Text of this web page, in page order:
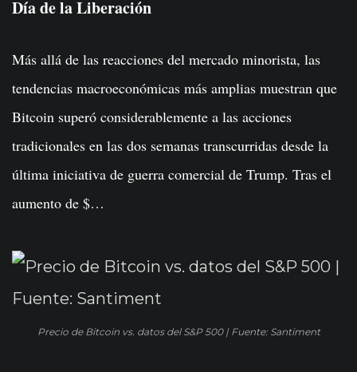
Día de la Liberación
Más allá de las reacciones del mercado minorista, las
tendencias macroeconómicas más amplias muestran que
Bitcoin superó considerablemente a las acciones
tradicionales en las dos semanas transcurridas desde la
última iniciativa de guerra comercial de Trump. Tras el
aumento de $…
Precio de Bitcoin vs. datos del S&P 500 | Fuente: Santiment